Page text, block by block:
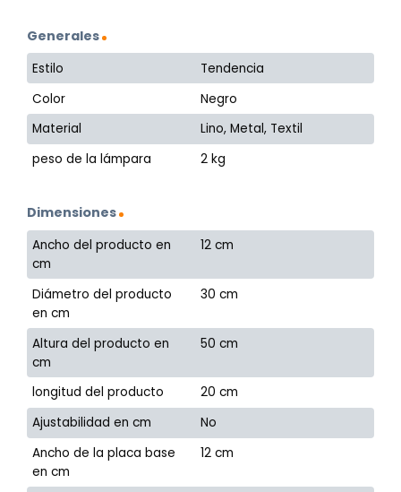
Generales
Estilo
Tendencia
Color
Negro
Material
Lino, Metal, Textil
peso de la lámpara
2 kg
Dimensiones
Ancho del producto en
cm
12 cm
Diámetro del producto
en cm
30 cm
Altura del producto en
cm
50 cm
longitud del producto
20 cm
Ajustabilidad en cm
No
Ancho de la placa base
en cm
12 cm